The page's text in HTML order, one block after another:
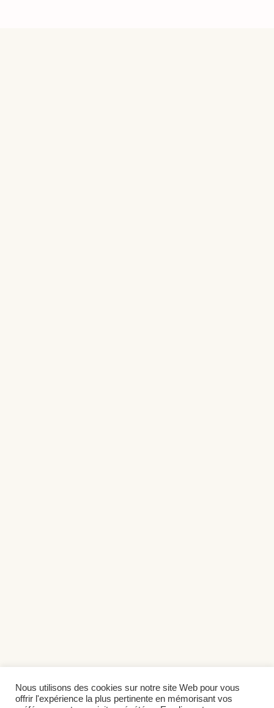
Nous utilisons des cookies sur notre site Web pour vous
offrir l'expérience la plus pertinente en mémorisant vos